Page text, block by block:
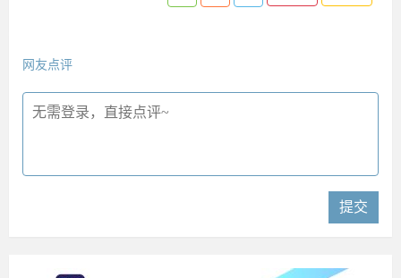
网友点评
提交